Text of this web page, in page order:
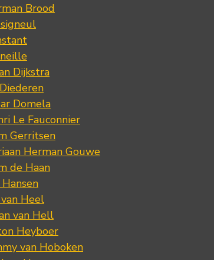
Brood
Dijkstra
Domela
Le Fauconnier
Gerritsen
Herman Gouwe
de Haan
Hansen
van Heel
van Hell
Heyboer
van Hoboken